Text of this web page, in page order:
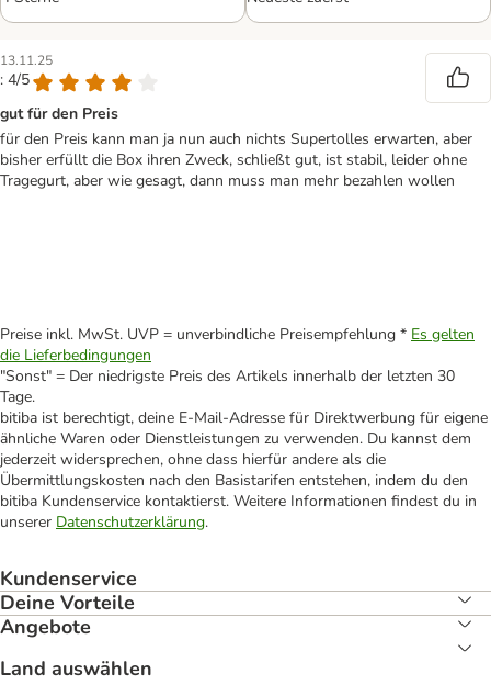
13.11.25
: 4/5
gut für den Preis
für den Preis kann man ja nun auch nichts Supertolles erwarten, aber
bisher erfüllt die Box ihren Zweck, schließt gut, ist stabil, leider ohne
Tragegurt, aber wie gesagt, dann muss man mehr bezahlen wollen
Preise inkl. MwSt. UVP = unverbindliche Preisempfehlung * Es gelten
die Lieferbedingungen
"Sonst" = Der niedrigste Preis des Artikels innerhalb der letzten 30
Tage.
bitiba ist berechtigt, deine E-Mail-Adresse für Direktwerbung für eigene
ähnliche Waren oder Dienstleistungen zu verwenden. Du kannst dem
jederzeit widersprechen, ohne dass hierfür andere als die
Übermittlungskosten nach den Basistarifen entstehen, indem du den
bitiba Kundenservice kontaktierst. Weitere Informationen findest du in
unserer Datenschutzerklärung.
Kundenservice
Deine Vorteile
Angebote
Land auswählen